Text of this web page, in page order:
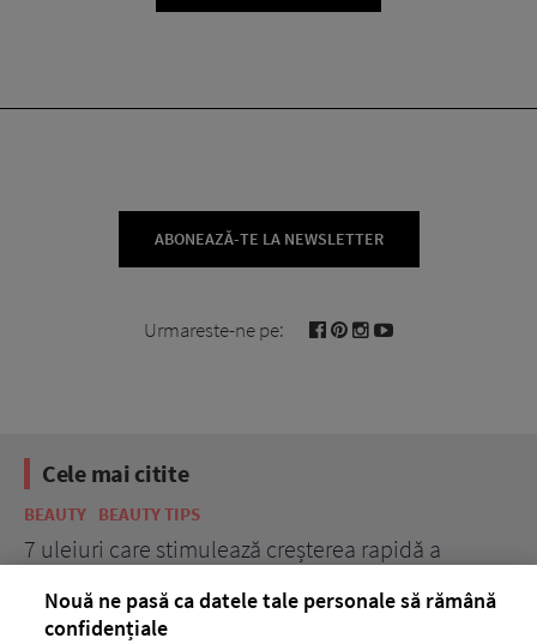
ABONEAZĂ-TE LA NEWSLETTER
Urmareste-ne pe:
Cele mai citite
BEAUTY BEAUTY TIPS
7 uleiuri care stimulează creșterea rapidă a
Nouă ne pasă ca datele tale personale să rămână
confidențiale